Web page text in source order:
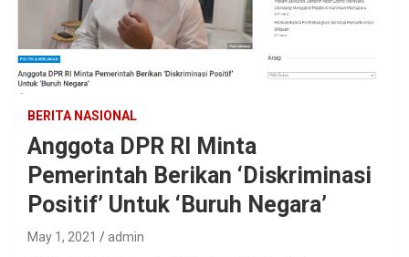
BERITA NASIONAL
Anggota DPR RI Minta
Pemerintah Berikan ‘Diskriminasi
Positif’ Untuk ‘Buruh Negara’
May 1, 2021 admin